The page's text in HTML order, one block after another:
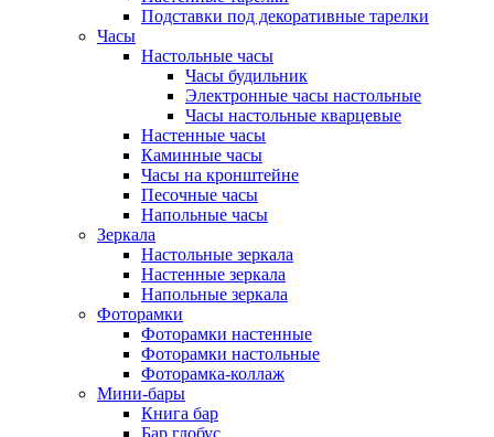
Подставки под декоративные тарелки
Часы
Настольные часы
Часы будильник
Электронные часы настольные
Часы настольные кварцевые
Настенные часы
Каминные часы
Часы на кронштейне
Песочные часы
Напольные часы
Зеркала
Настольные зеркала
Настенные зеркала
Напольные зеркала
Фоторамки
Фоторамки настенные
Фоторамки настольные
Фоторамка-коллаж
Мини-бары
Книга бар
Бар глобус